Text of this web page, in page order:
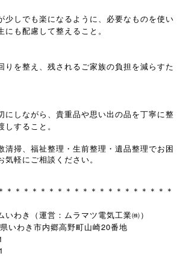
少しでも楽になるように、必要なものを使い
も配慮して整えること。
りを整え、残されるご家族の負担を減らすた
にしながら、貴重品や思い出の品を丁寧に整
すること。
清掃、福祉整理・生前整理・遺品整理でお困
気軽にご相談ください。
＊＊＊＊＊＊＊＊＊＊＊＊＊＊＊＊＊＊＊＊
いわき（運営：ムラマツ電気工業㈱）
いわき市内郷高野町山崎20番地